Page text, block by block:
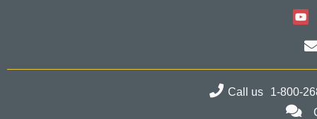
Call us
1-800-